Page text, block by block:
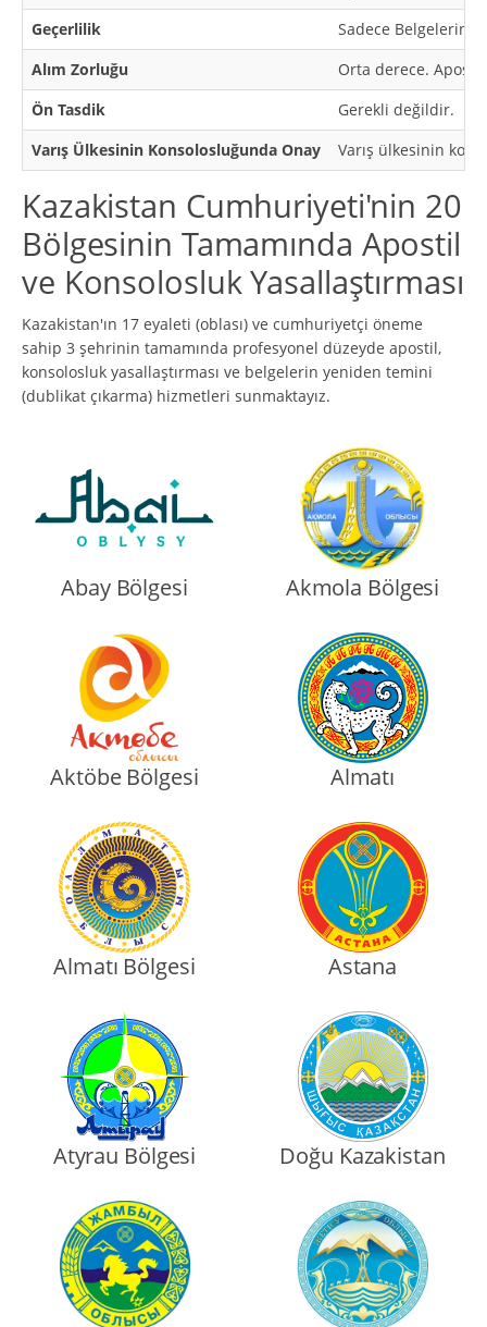
Geçerlilik
Sadece Belgelerin
Alım Zorluğu
Orta derece.
Ön Tasdik
Gerekli değildir.
Varış Ülkesinin Konsolosluğunda Onay
Varış ülkesinin
Kazakistan Cumhuriyeti'nin 20
Bölgesinin Tamamında Apostil
ve Konsolosluk Yasallaştırması
Kazakistan'ın 17 eyaleti (oblası) ve cumhuriyetçi öneme
sahip 3 şehrinin tamamında profesyonel düzeyde apostil,
konsolosluk yasallaştırması ve belgelerin yeniden temini
(dublikat çıkarma) hizmetleri sunmaktayız.
Abay Bölgesi Akmola Bölgesi
Aktöbe Bölgesi Almatı
Almatı Bölgesi Astana
Atyrau Bölgesi Doğu Kazakistan